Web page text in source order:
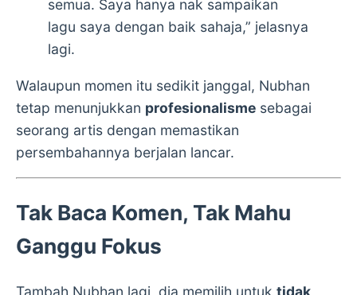
semua. Saya hanya nak sampaikan
lagu saya dengan baik sahaja,” jelasnya
lagi.
Walaupun momen itu sedikit janggal, Nubhan
tetap menunjukkan profesionalisme sebagai
seorang artis dengan memastikan
persembahannya berjalan lancar.
Tak Baca Komen, Tak Mahu
Ganggu Fokus
Tambah Nubhan lagi, dia memilih untuk tidak